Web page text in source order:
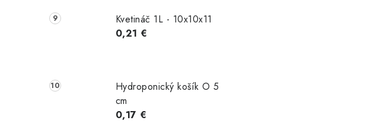
Kvetináč 1L - 10x10x11
0,21 €
Hydroponický košík O 5
cm
0,17 €